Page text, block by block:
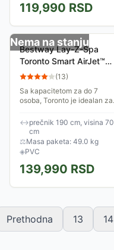
konstrukcijom. Dužina
bazena je 732 cm, širina je
366 cm, a dubina 132 cm....
119,990 RSD
Nema na stanju
Bestway Lay-Z-Spa
Toronto Smart AirJet™
Luksuzni Wellness u
(13)
Sa kapacitetom za do 7
osoba, Toronto je idealan za
uživanje sa prijateljima pod
zvezdama. 180 mlaznica
ispušta mehuriće,...
↔prečnik 190 cm, visina 70
cm
⚖Masa paketa: 49.0 kg
◈PVC
139,990 RSD
Prethodna 13 14